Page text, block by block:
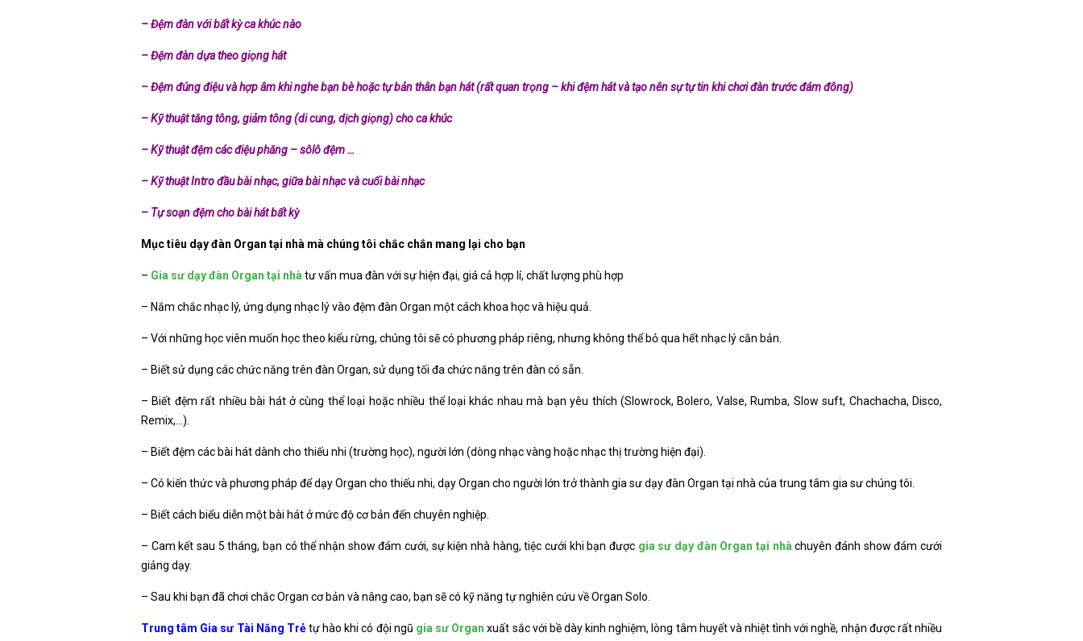
– Đệm đàn với bất kỳ ca khúc nào
– Đệm đàn dựa theo giọng hát
– Đệm đúng điệu và hợp âm khi nghe bạn bè hoặc tự bản thân bạn hát (rất quan trọng – khi đệm hát và tạo nên sự tự tin khi chơi đàn trước đám đông)
– Kỹ thuật tăng tông, giảm tông (di cung, dịch giọng) cho ca khúc
– Kỹ thuật đệm các điệu phăng – sôlô đệm …
– Kỹ thuật Intro đầu bài nhạc, giữa bài nhạc và cuối bài nhạc
– Tự soạn đệm cho bài hát bất kỳ
Mục tiêu dạy đàn Organ tại nhà mà chúng tôi chắc chắn mang lại cho bạn
– Gia sư dạy đàn Organ tại nhà tư vấn mua đàn với sự hiện đại, giá cả hợp lí, chất lượng phù hợp
– Nắm chắc nhạc lý, ứng dụng nhạc lý vào đệm đàn Organ một cách khoa học và hiệu quả.
– Với những học viên muốn học theo kiểu rừng, chúng tôi sẽ có phương pháp riêng, nhưng không thể bỏ qua hết nhạc lý căn bản.
– Biết sử dụng các chức năng trên đàn Organ, sử dụng tối đa chức năng trên đàn có sẵn.
– Biết đệm rất nhiều bài hát ở cùng thể loại hoặc nhiều thể loại khác nhau mà bạn yêu thích (Slowrock, Bolero, Valse, Rumba, Slow suft, Chachacha, Disco,
Remix,…).
– Biết đệm các bài hát dành cho thiếu nhi (trường học), người lớn (dòng nhạc vàng hoặc nhạc thị trường hiện đại).
– Có kiến thức và phương pháp để dạy Organ cho thiếu nhi, dạy Organ cho người lớn trở thành gia sư dạy đàn Organ tại nhà của trung tâm gia sư chúng tôi.
– Biết cách biểu diễn một bài hát ở mức độ cơ bản đến chuyên nghiệp.
– Cam kết sau 5 tháng, bạn có thể nhận show đám cưới, sự kiện nhà hàng, tiệc cưới khi bạn được gia sư dạy đàn Organ tại nhà chuyên đánh show đám cưới
giảng dạy.
– Sau khi bạn đã chơi chắc Organ cơ bản và nâng cao, bạn sẽ có kỹ năng tự nghiên cứu về Organ Solo.
Trung tâm Gia sư Tài Năng Trẻtự hào khi có đội ngũ gia sư Organ xuất sắc với bề dày kinh nghiệm, lòng tâm huyết và nhiệt tình với nghề, nhận được rất nhiều